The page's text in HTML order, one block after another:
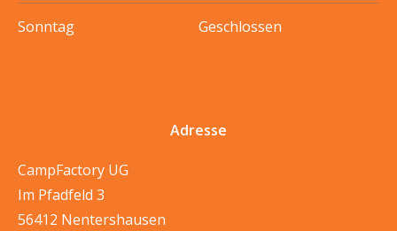
Sonntag Geschlossen
Adresse
CampFactory UG
Im Pfadfeld 3
56412 Nentershausen